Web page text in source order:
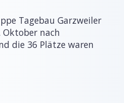
Tagebau Garzweiler
Oktober nach
die 36 Plätze waren